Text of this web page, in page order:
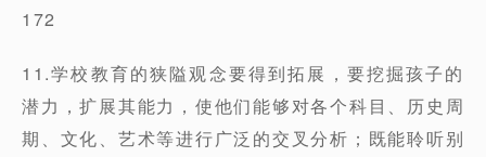
172
11.学校教育的狭隘观念要得到拓展，要挖掘孩子的
潜力，扩展其能力，使他们能够对各个科目、历史周
期、文化、艺术等进行广泛的交叉分析；既能聆听别